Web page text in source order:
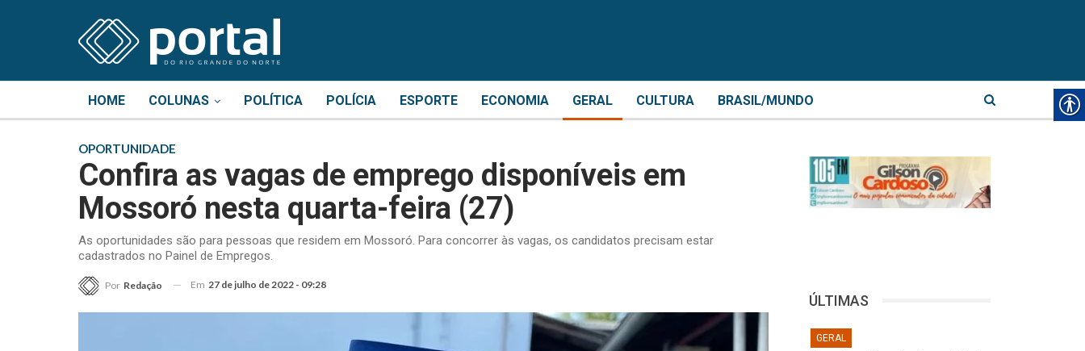
HOME COLUNAS POLÍTICA POLÍCIA ESPORTE ECONOMIA GERAL CULTURA BRASIL/MUNDO
OPORTUNIDADE
Confira as vagas de emprego disponíveis em
Mossoró nesta quarta-feira (27)
As oportunidades são para pessoas que residem em Mossoró. Para concorrer às vagas, os candidatos precisam estar
cadastrados no Painel de Empregos.
Por Redação Em 27 de julho de 2022 - 09:28
ÚLTIMAS
GERAL